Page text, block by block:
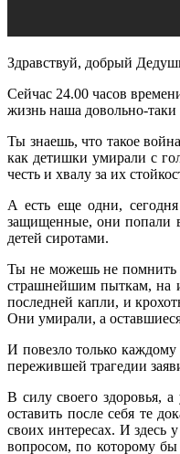
Здравствуй, добрый
Сейчас 24.00 часов
жизнь наша довольно-
Ты знаешь, что такое
как детишки умирали с
честь и хвалу за их
А есть еще одни,
защищенные, они попали в
детей сиротами.
Ты не можешь не помнить
страшнейшим пыткам, на
последней капли, и
Они умирали, а
И повезло только
пережившей трагедии
В силу своего здоровья,
оставить после себя те
своих интересах. И здесь
вопросом, по которому